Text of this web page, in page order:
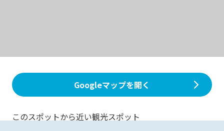
Googleマップを開く
このスポットから近い観光スポット